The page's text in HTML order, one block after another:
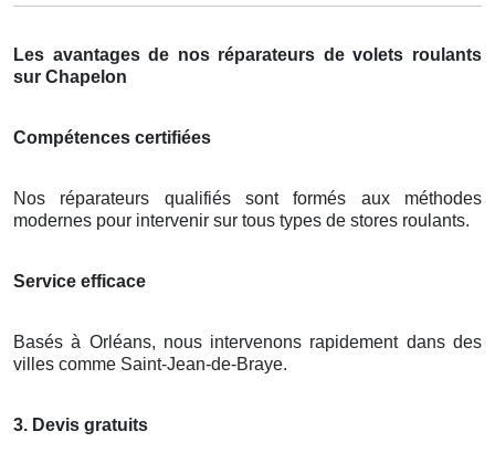
Les avantages de nos réparateurs de volets roulants
sur Chapelon
Compétences certifiées
Nos réparateurs qualifiés sont formés aux méthodes
modernes pour intervenir sur tous types de stores roulants.
Service efficace
Basés à Orléans, nous intervenons rapidement dans des
villes comme Saint-Jean-de-Braye.
3. Devis gratuits